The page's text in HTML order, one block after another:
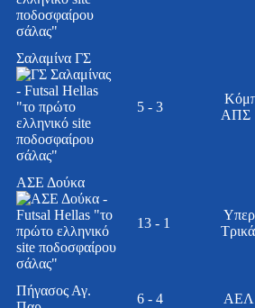
Σαλαμίνα ΓΣ
5 - 3
ΑΠΣ
ΑΣΕ Δούκα
13 - 1
Πήγασος Αγ.
6 - 4 ΑΕΛ